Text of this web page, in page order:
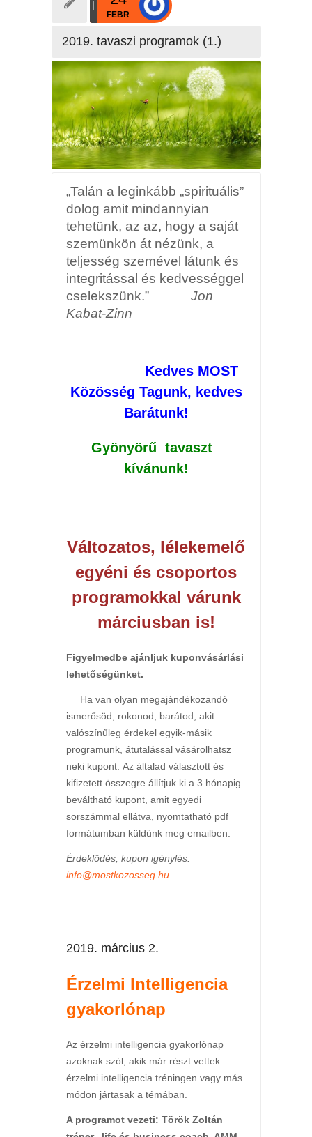
FEBR
2019. tavaszi programok (1.)
„Talán a leginkább „spirituális”
dolog amit mindannyian
tehetünk, az az, hogy a saját
szemünkön át nézünk, a
teljesség szemével látunk és
integritással és kedvességgel
cselekszünk.” Jon
Kabat-Zinn
Kedves MOST
Közösség Tagunk, kedves
Barátunk!
Gyönyörű tavaszt
kívánunk!
Változatos, lélekemelő
egyéni és csoportos
programokkal várunk
márciusban is!
Figyelmedbe ajánljuk kuponvásárlási
lehetőségünket.
Ha van olyan megajándékozandó
ismerősöd, rokonod, barátod, akit
valószínűleg érdekel egyik-másik
programunk, átutalással vásárolhatsz
neki kupont. Az általad választott és
kifizetett összegre állítjuk ki a 3 hónapig
beváltható kupont, amit egyedi
sorszámmal ellátva, nyomtatható pdf
formátumban küldünk meg emailben.
Érdeklődés, kupon igénylés:
info@mostkozosseg.hu
2019. március 2.
Érzelmi Intelligencia
gyakorlónap
Az érzelmi intelligencia gyakorlónap
azoknak szól, akik már részt vettek
érzelmi intelligencia tréningen vagy más
módon jártasak a témában.
A programot vezeti: Török Zoltán